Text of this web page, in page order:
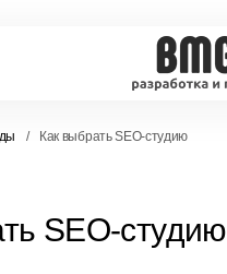
Как выбрать SEO-студию
SEO-студию